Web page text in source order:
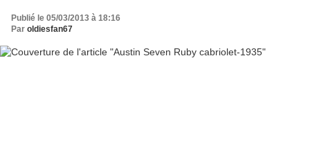
Publié le 05/03/2013 à 18:16
Par oldiesfan67